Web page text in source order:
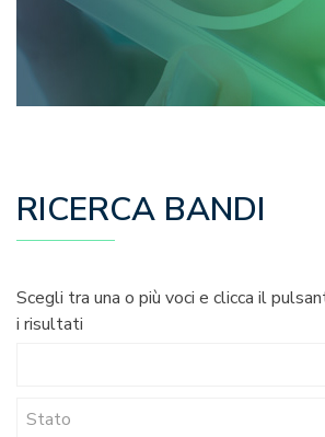
RICERCA BANDI
Scegli tra una o più voci e clicca il
i risultati
Stato